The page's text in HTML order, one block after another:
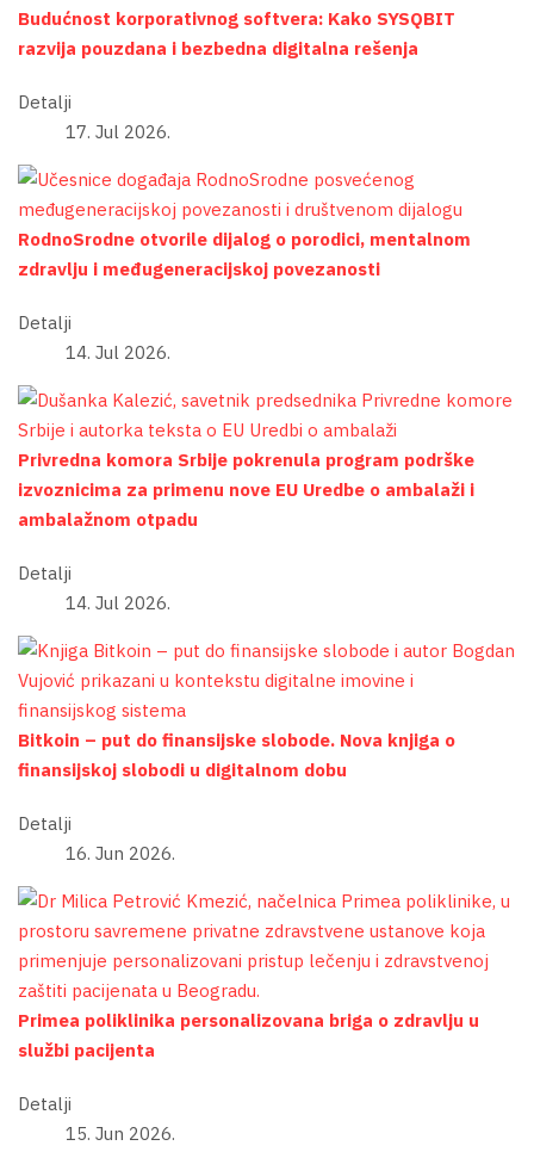
Budućnost korporativnog softvera: Kako SYSQBIT
razvija pouzdana i bezbedna digitalna rešenja
Detalji
17. Jul 2026.
RodnoSrodne otvorile dijalog o porodici, mentalnom
zdravlju i međugeneracijskoj povezanosti
Detalji
14. Jul 2026.
Privredna komora Srbije pokrenula program podrške
izvoznicima za primenu nove EU Uredbe o ambalaži i
ambalažnom otpadu
Detalji
14. Jul 2026.
Bitkoin – put do finansijske slobode. Nova knjiga o
finansijskoj slobodi u digitalnom dobu
Detalji
16. Jun 2026.
Primea poliklinika personalizovana briga o zdravlju u
službi pacijenta
Detalji
15. Jun 2026.